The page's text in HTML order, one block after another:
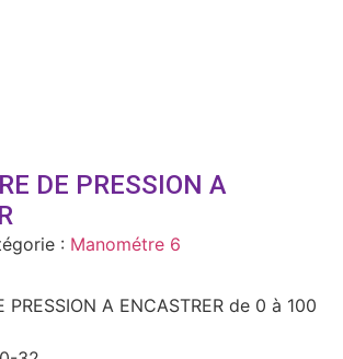
DE PRESSION A
: Manométre 6
PRESSION A ENCASTRER de 0 à 100